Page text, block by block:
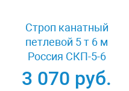
Строп канатный
петлевой 5 т 6 м
Россия СКП-5-6
3 070 руб.